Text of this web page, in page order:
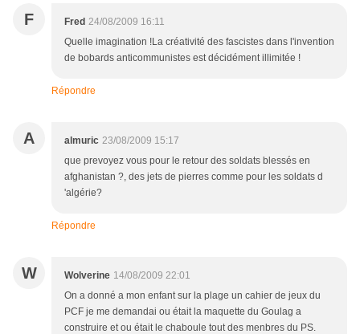
F Fred 24/08/2009 16:11
Quelle imagination !La créativité des fascistes dans l'invention
de bobards anticommunistes est décidément illimitée !
Répondre
A almuric 23/08/2009 15:17
que prevoyez vous pour le retour des soldats blessés en
afghanistan ?, des jets de pierres comme pour les soldats d
'algérie?
Répondre
W Wolverine 14/08/2009 22:01
On a donné a mon enfant sur la plage un cahier de jeux du
PCF je me demandai ou était la maquette du Goulag a
construire et ou était le chaboule tout des menbres du PS.